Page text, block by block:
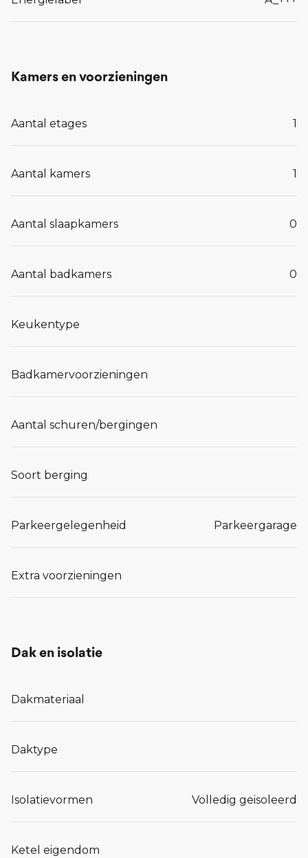
Kamers en voorzieningen
Aantal etages 1
Aantal kamers 1
Aantal slaapkamers 0
Aantal badkamers 0
Keukentype
Badkamervoorzieningen
Aantal schuren/bergingen
Soort berging
Parkeergelegenheid Parkeergarage
Extra voorzieningen
Dak en isolatie
Dakmateriaal
Daktype
Isolatievormen Volledig geisoleerd
Ketel eigendom